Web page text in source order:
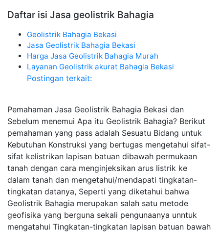
Daftar isi Jasa geolistrik Bahagia
Geolistrik Bahagia Bekasi
Jasa Geolistrik Bahagia Bekasi
Harga Jasa Geolistrik Bahagia Murah
Layanan Geolistrik akurat Bahagia Bekasi
Postingan terkait:
Pemahaman Jasa Geolistrik Bahagia Bekasi dan
Sebelum menemui Apa itu Geolistrik Bahagia? Berikut
pemahaman yang pass adalah Sesuatu Bidang untuk
Kebutuhan Konstruksi yang bertugas mengetahui sifat-
sifat kelistrikan lapisan batuan dibawah permukaan
tanah dengan cara menginjeksikan arus listrik ke
dalam tanah dan mengetahui/mendapati tingkatan-
tingkatan datanya, Seperti yang diketahui bahwa
Geolistrik Bahagia merupakan salah satu metode
geofisika yang berguna sekali pengunaanya unntuk
mengatahui Tingkatan-tingkatan lapisan batuan bawah